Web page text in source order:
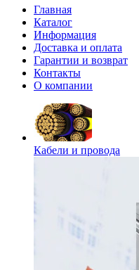
Главная
Каталог
Информация
Доставка и оплата
Гарантии и возврат
Контакты
О компании
Кабели и провода